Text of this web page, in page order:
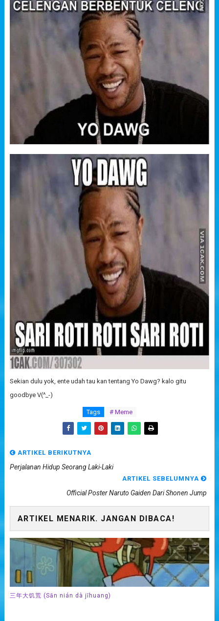
Sekian dulu yok, ente udah tau kan tentang Yo Dawg? kalo gitu
goodbye V(^_-)
Tags # Meme
ARTIKEL BERIKUTNYA
Perjalanan Hidup Seorang Laki-Laki
ARTIKEL SEBELUMNYA
Official Poster Naruto Gaiden Dari Shonen Jump
ARTIKEL MENARIK. JANGAN DIBACA!
三年大饥荒 (Sān nián dà jīhuang)